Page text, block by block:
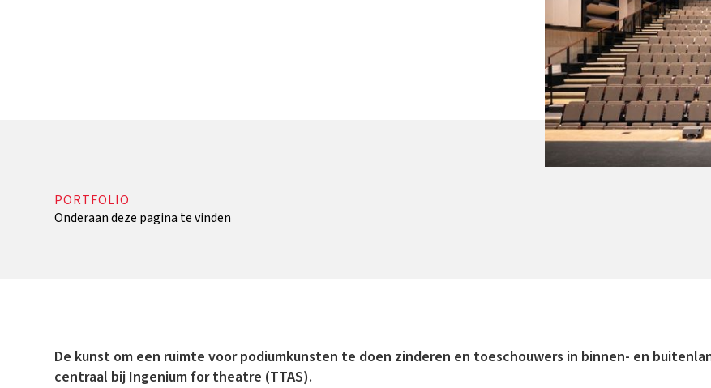
PORTFOLIO
Onderaan deze pagina te vinden
De kunst om een ruimte voor podiumkunsten te doen zinderen en toeschouwers in binnen- en
centraal bij Ingenium for theatre (TTAS).